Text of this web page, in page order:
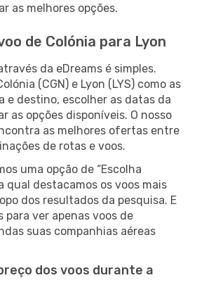
as melhores opções.
de Colónia para Lyon
da eDreams é simples.
(CGN) e Lyon (LYS) como as
e destino, escolher as datas da
as opções disponíveis. O nosso
as melhores ofertas entre
de rotas e voos.
uma opção de “Escolha
qual destacamos os voos mais
dos resultados da pesquisa. E
para ver apenas voos de
suas companhias aéreas
dos voos durante a